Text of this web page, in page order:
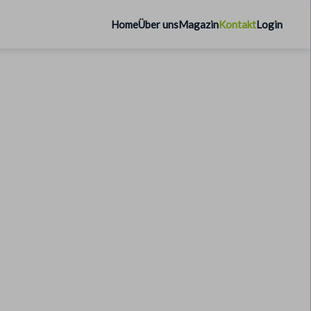
HomeÜber unsMagazinKontaktLogin